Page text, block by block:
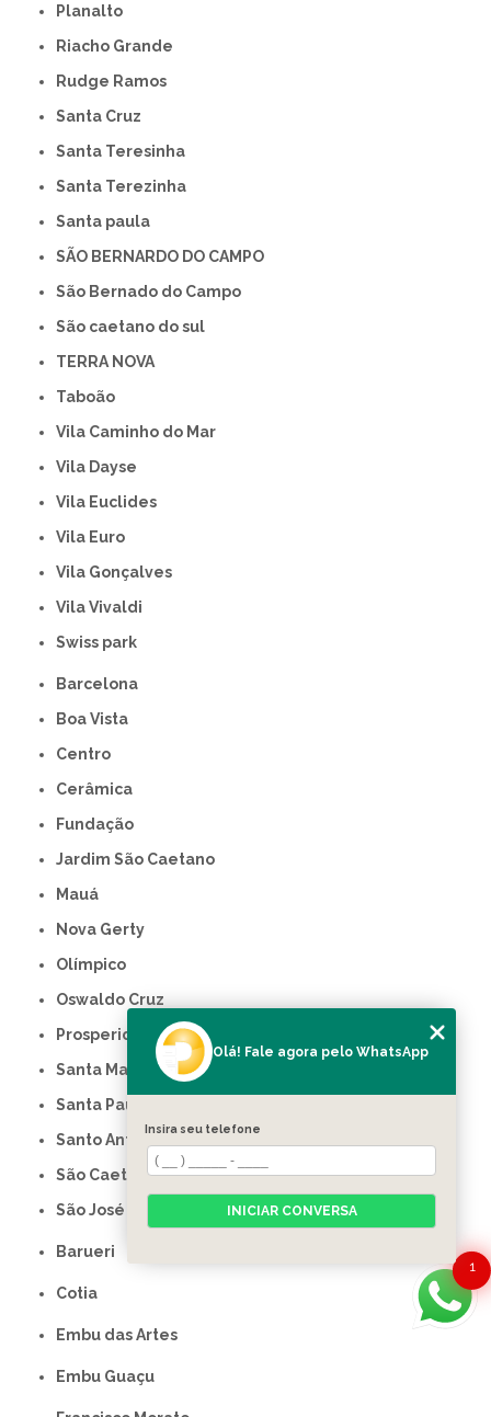
Planalto
Riacho Grande
Rudge Ramos
Santa Cruz
Santa Teresinha
Santa Terezinha
Santa paula
SÃO BERNARDO DO CAMPO
São Bernado do Campo
São caetano do sul
TERRA NOVA
Taboão
Vila Caminho do Mar
Vila Dayse
Vila Euclides
Vila Euro
Vila Gonçalves
Vila Vivaldi
swiss park
Barcelona
Boa Vista
Centro
Cerâmica
Fundação
Jardim São Caetano
Mauá
Nova Gerty
Olímpico
Oswaldo Cruz
Prosperidade
Santa Maria
Santa Paula
Santo Antônio
São Caetano do Sul
São José
Barueri
Cotia
Embu das Artes
Embu Guaçu
1
Olá! Fale agora pelo WhatsApp
Insira seu telefone
INICIAR CONVERSA